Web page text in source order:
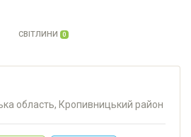
СВІТЛИНИ 0
область, Кропивницький район